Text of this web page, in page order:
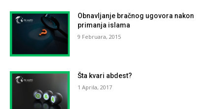
Obnavljanje bračnog ugovora nakon
primanja islama
9 Februara, 2015
Šta kvari abdest?
1 Aprila, 2017